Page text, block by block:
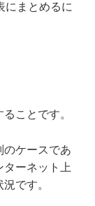
にまとめるに
ことです。
のケースであ
ターネット上
です。